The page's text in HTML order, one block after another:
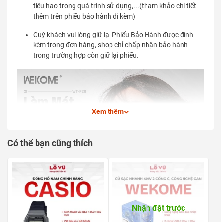
tiêu hao trong quá trình sử dụng,...(tham khảo chi tiết
thêm trên phiếu bảo hành đi kèm)
Quý khách vui lòng giữ lại Phiếu Bảo Hành được đính
kèm trong đơn hàng, shop chỉ chấp nhận bảo hành
trong trường hợp còn giữ lại phiếu.
Xem thêm
Có thể bạn cũng thích
Nhận đặt trước